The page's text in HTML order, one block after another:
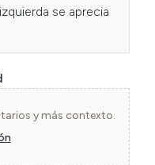
se aprecia
y más contexto.